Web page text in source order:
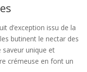
d’exception issu de la
butinent le nectar des
unique et
crémeuse en font un